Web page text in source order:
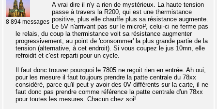
8 894 messages
A vrai dire il n'y a rien de mystérieux. La haute tension
passe à travers la R200, qui est une thermistance
positive, plus elle chauffe plus sa résistance augmente.
Le 5V n'arrivant pas sur le microP, celui-ci ne ferme pas
le relais, du coup la thermistance voit sa résistance augmenter
progressivement, au point de 'consommer' la plus grande partie de la
tension (alternative, à cet endroit). Si vous coupez le jus 10mn, elle
refroidit et c'est reparti pour un cycle.
Il faut donc trouver pourquoi le 7805 ne reçoit rien en entrée. Ah oui,
pour les mesure il faut toujours prendre la patte centrale du 78xx
considéré, parce qu'il peut y avoir des 0V différents sur la carte, il ne
faut donc pas prendre comme référence la patte centrale d'un 78xx
pour toutes les mesures. Chacun chez soi!